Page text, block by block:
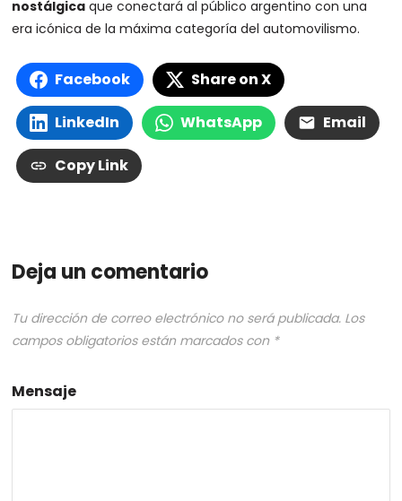
nostálgica que conectará al público argentino con una
era icónica de la máxima categoría del automovilismo.
Facebook Share on X
LinkedIn WhatsApp Email
Copy Link
Deja un comentario
Tu dirección de correo electrónico no será publicada. Los
campos obligatorios están marcados con *
Mensaje